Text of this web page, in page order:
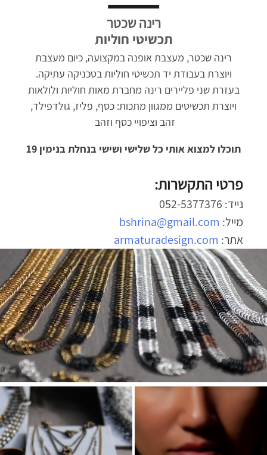
רינה שכטר
תכשיטי חוליות
רינה שכטר, מעצבת אופנה במקצועה, כיום מעצבת
ויוצרת בעבודת יד תכשיטי חוליות בטכניקה עתיקה.
בעזרת שני פליירים רינה מחברת מאות חוליות ולולאות
ויוצרת תכשיטים ממגוון מתכות: כסף, פליז, גולדפילד,
זהב וציפויי כסף וזהב
תוכלו למצוא אותי כל שלישי ושישי בנחלת בנימין 19
פרטי התקשרות:
נייד: 052-5377376
מייל: bshrina@gmail.com
אתר: armaturadesign.com